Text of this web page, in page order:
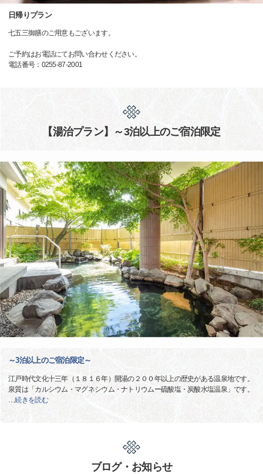
日帰りプラン
七五三御膳のご用意もございます。
ご予約はお電話にてお問い合わせください。
電話番号：0255-87-2001
【湯治プラン】～3泊以上のご宿泊限定
～3泊以上のご宿泊限定～
江戸時代文化十三年（１８１６年）開湯の２００年以上の歴史がある温泉地です。
泉質は「カルシウム・マグネシウム・ナトリウムー硫酸塩・炭酸水塩温泉」です。
…続きを読む
ブログ・お知らせ